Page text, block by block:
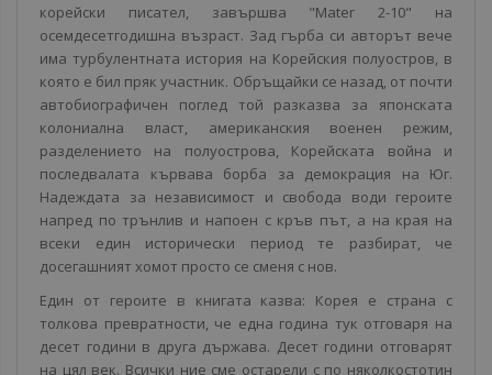
корейски писател, завършва "Mater 2-10" на
осемдесетгодишна възраст. Зад гърба си авторът вече
има турбулентната история на Корейския полуостров, в
която е бил пряк участник. Обръщайки се назад, от почти
автобиографичен поглед той разказва за японската
колониална власт, американския военен режим,
разделението на полуострова, Корейската война и
последвалата кървава борба за демокрация на Юг.
Надеждата за независимост и свобода води героите
напред по трънлив и напоен с кръв път, а на края на
всеки един исторически период те разбират, че
досегашният хомот просто се сменя с нов.
Един от героите в книгата казва: Корея е страна с
толкова превратности, че една година тук отговаря на
десет години в друга държава. Десет години отговарят
на цял век. Всички ние сме остарели с по няколкостотин